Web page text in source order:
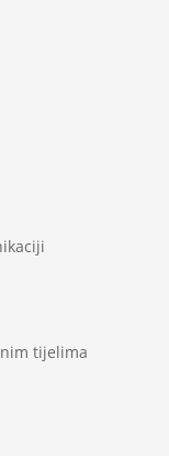
tijelima